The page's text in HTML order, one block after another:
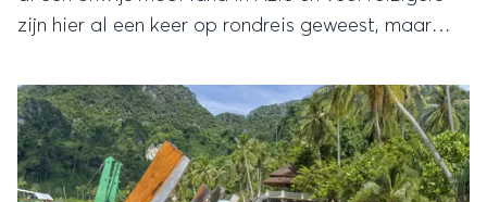
zijn hier al een keer op rondreis geweest, maar
op het zuidelijke deel van Thailand. Kijk maar!